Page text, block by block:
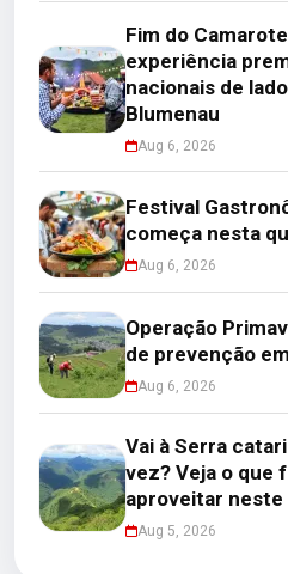
Fim do
experiência
nacionais de
Blumenau
Aug 6, 2026
Festival
começa nesta
Aug 6, 2026
Operação
de prevenção
Aug 6, 2026
Vai à Serra
vez? Veja o que
aproveitar
Aug 5, 2026